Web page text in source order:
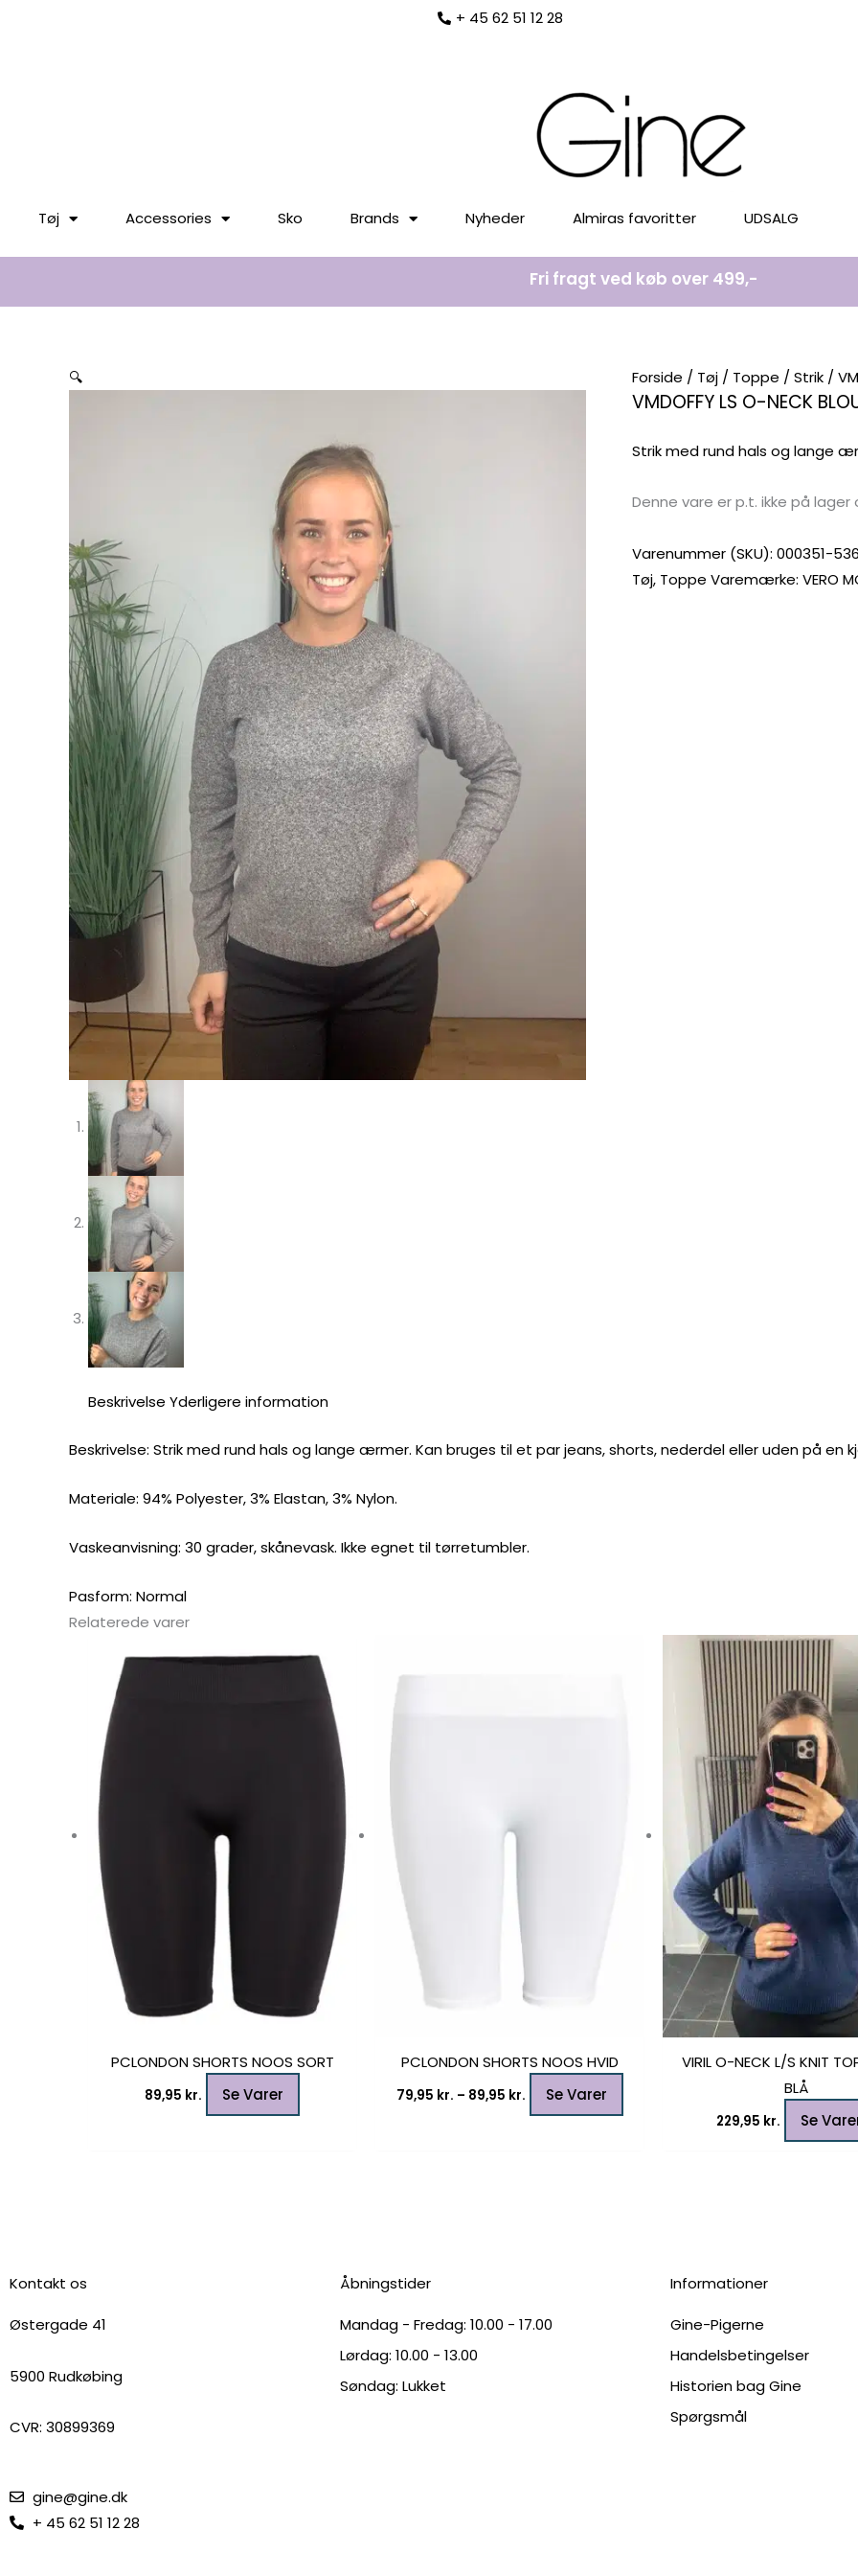
+ 45 62 51 12 28
Tøj Accessories Sko Brands Nyheder Almiras favoritter UDSALG
Fri fragt ved køb over 499,-
🔍 Forside / Tøj / Toppe /Strik /
VMDOFFY LS O-NECK
Strik med rund hals og lange
Denne vare er p.t. ikke på
Varenummer (SKU): 000351-536
Tøj, Toppe Varemærke: VERO
Beskrivelse Yderligere information
Beskrivelse: Strik med rund hals og lange ærmer. Kan bruges til et par jeans, shorts, nederdel eller uden på en
Materiale: 94% Polyester, 3% Elastan, 3% Nylon.
Vaskeanvisning: 30 grader, skånevask. Ikke egnet til tørretumbler.
Pasform: Normal
Relaterede varer
PCLONDON SHORTS NOOS SORT
89,95 kr. Se Varer
vare
varianter.
Mulighederne
varesiden
PCLONDON SHORTS NOOS HVID
79,95 kr. – 89,95 kr. Se Varer
Mulighederne
varesiden
VIRIL O-NECK L/S KNIT
BLÅ
229,95 kr. Se
Kontakt os
Østergade 41
5900 Rudkøbing
CVR: 30899369
gine@gine.dk
+ 45 62 51 12 28
Åbningstider
Mandag - Fredag: 10.00 - 17.00
Lørdag: 10.00 - 13.00
Søndag: Lukket
Informationer
Gine-Pigerne
Handelsbetingelser
Historien bag Gine
Spørgsmål